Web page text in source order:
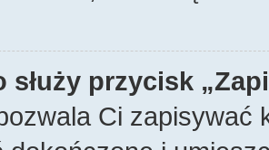
służy przycisk
Ci zapisywać